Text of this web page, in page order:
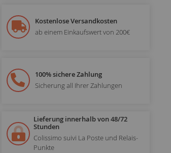
Kostenlose Versandkosten
ab einem Einkaufswert von 200€
100% sichere Zahlung
Sicherung all Ihrer Zahlungen
Lieferung innerhalb von 48/72
Stunden
Colissimo suivi La Poste und Relais-
Punkte